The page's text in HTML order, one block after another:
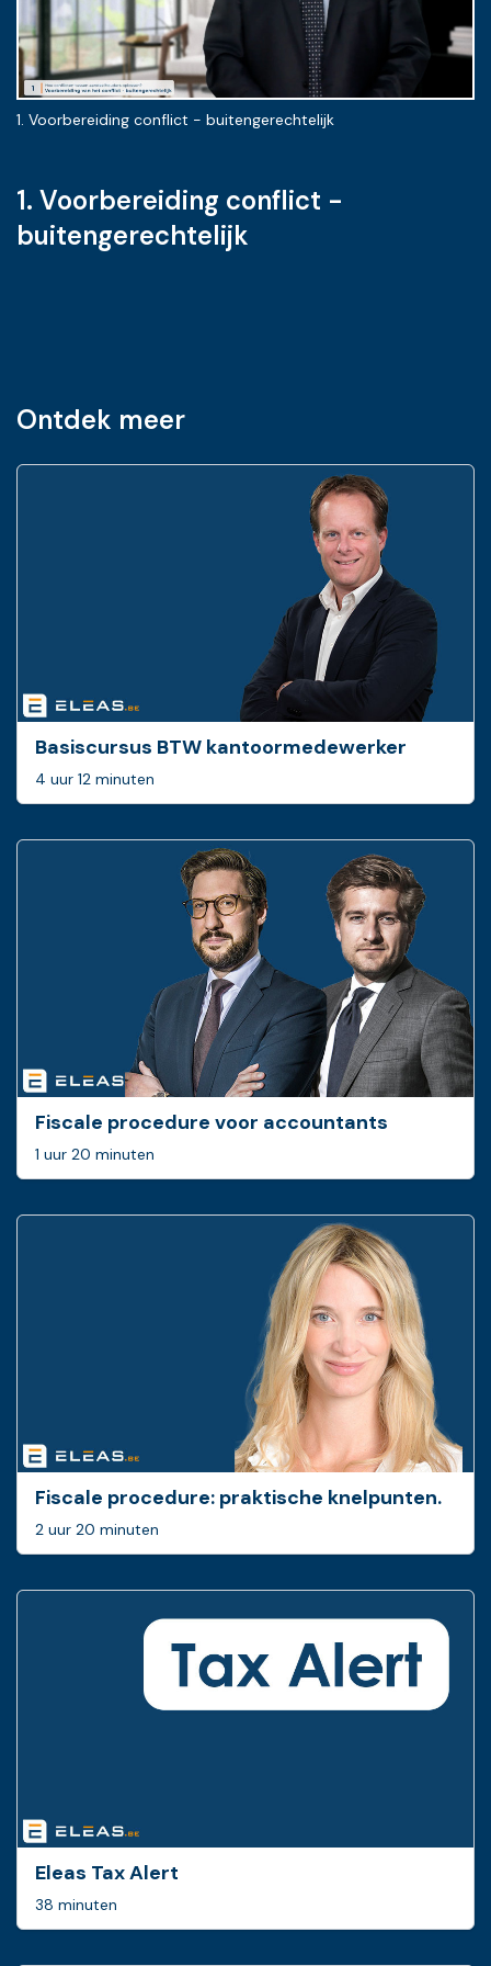
Attest: opleiding
1. Voorbereiding conflict - buitengerechtelijk
1. Voorbereiding conflict -
buitengerechtelijk
Ontdek meer
Basiscursus BTW ­kantoormedewerker
4 uur 12 minuten
Fiscale procedure voor accountants
1 uur 20 minuten
Fiscale procedure: ­praktische knelpunten.
2 uur 20 minuten
Eleas Tax Alert
38 minuten